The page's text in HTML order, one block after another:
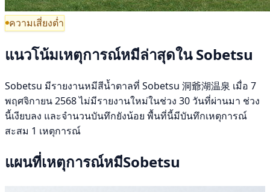
ความเสี่ยงต่ำ
แนวโน้มเหตุการณ์หมีล่าสุดใน Sobetsu
Sobetsu มีรายงานหมีสีน้ำตาลที่ Sobetsu 洞爺湖温泉 เมื่อ 7
พฤศจิกายน 2568 ไม่มีรายงานใหม่ในช่วง 30 วันที่ผ่านมา ช่วง
นี้เงียบลง และจำนวนบันทึกยังน้อย พื้นที่นี้มีบันทึกเหตุการณ์
สะสม 1 เหตุการณ์
แผนที่เหตุการณ์หมีSobetsu